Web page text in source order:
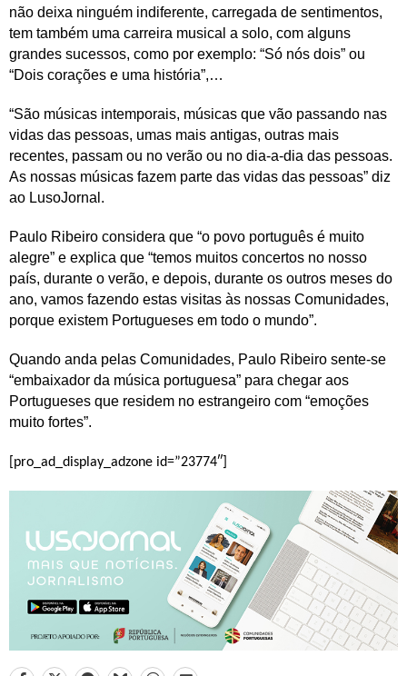
não deixa ninguém indiferente, carregada de sentimentos,
tem também uma carreira musical a solo, com alguns
grandes sucessos, como por exemplo: “Só nós dois” ou
“Dois corações e uma história”,…
“São músicas intemporais, músicas que vão passando nas
vidas das pessoas, umas mais antigas, outras mais
recentes, passam ou no verão ou no dia-a-dia das pessoas.
As nossas músicas fazem parte das vidas das pessoas” diz
ao LusoJornal.
Paulo Ribeiro considera que “o povo português é muito
alegre” e explica que “temos muitos concertos no nosso
país, durante o verão, e depois, durante os outros meses do
ano, vamos fazendo estas visitas às nossas Comunidades,
porque existem Portugueses em todo o mundo”.
Quando anda pelas Comunidades, Paulo Ribeiro sente-se
“embaixador da música portuguesa” para chegar aos
Portugueses que residem no estrangeiro com “emoções
muito fortes”.
[pro_ad_display_adzone id=”23774″]